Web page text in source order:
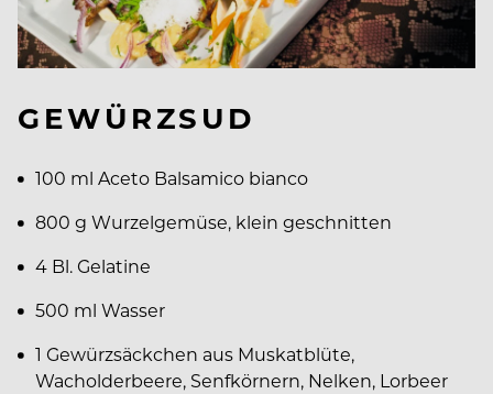
GEWÜRZSUD
100 ml Aceto Balsamico bianco
800 g Wurzelgemüse, klein geschnitten
4 Bl. Gelatine
500 ml Wasser
1 Gewürzsäckchen aus Muskatblüte,
Wacholderbeere, Senfkörnern, Nelken, Lorbeer